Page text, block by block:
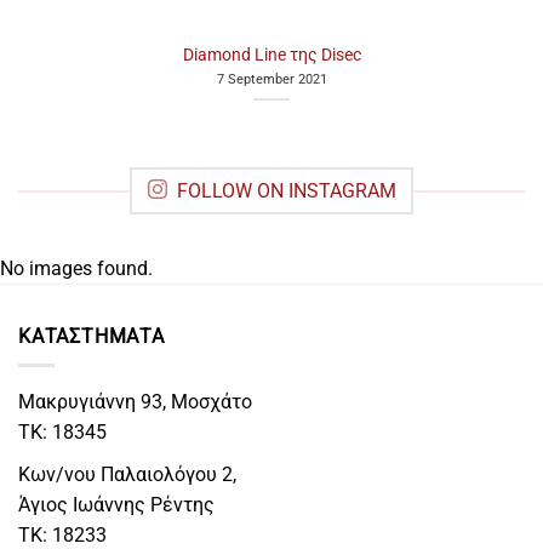
Diamond Line της Disec
7 September 2021
FOLLOW ON INSTAGRAM
No images found.
ΚΑΤΑΣΤΗΜΑΤΑ
Μακρυγιάννη 93, Μοσχάτο
ΤΚ: 18345
Κων/νου Παλαιολόγου 2,
Άγιος Ιωάννης Ρέντης
ΤΚ: 18233